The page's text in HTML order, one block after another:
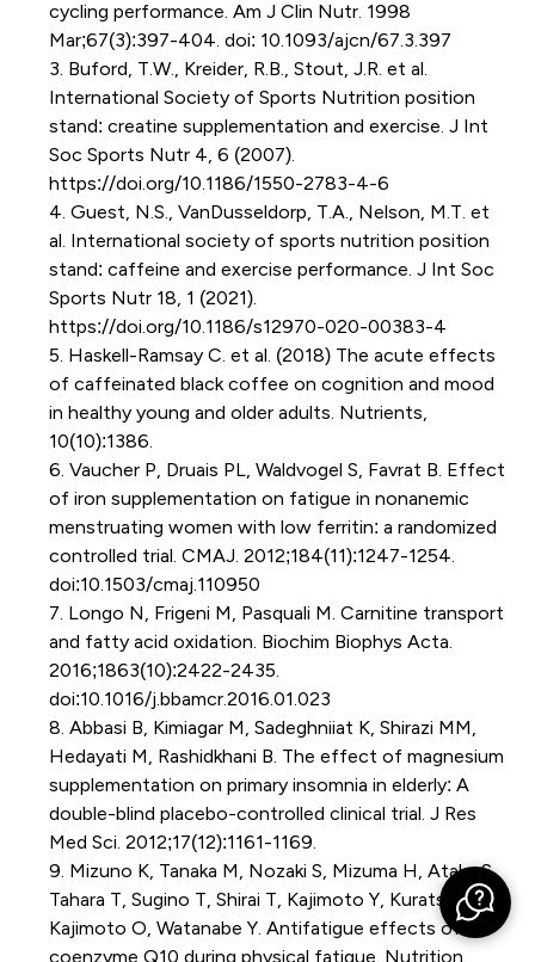
cycling performance. Am J Clin Nutr. 1998
Mar;67(3):397-404. doi: 10.1093/ajcn/67.3.397
3. Buford, T.W., Kreider, R.B., Stout, J.R. et al.
International Society of Sports Nutrition position
stand: creatine supplementation and exercise. J Int
Soc Sports Nutr 4, 6 (2007).
https://doi.org/10.1186/1550-2783-4-6
4. Guest, N.S., VanDusseldorp, T.A., Nelson, M.T. et
al. International society of sports nutrition position
stand: caffeine and exercise performance. J Int Soc
Sports Nutr 18, 1 (2021).
https://doi.org/10.1186/s12970-020-00383-4
5. Haskell-Ramsay C. et al. (2018) The acute effects
of caffeinated black coffee on cognition and mood
in healthy young and older adults. Nutrients,
10(10):1386.
6. Vaucher P, Druais PL, Waldvogel S, Favrat B. Effect
of iron supplementation on fatigue in nonanemic
menstruating women with low ferritin: a randomized
controlled trial. CMAJ. 2012;184(11):1247-1254.
doi:10.1503/cmaj.110950
7. Longo N, Frigeni M, Pasquali M. Carnitine transport
and fatty acid oxidation. Biochim Biophys Acta.
2016;1863(10):2422-2435.
doi:10.1016/j.bbamcr.2016.01.023
8. Abbasi B, Kimiagar M, Sadeghniiat K, Shirazi MM,
Hedayati M, Rashidkhani B. The effect of magnesium
supplementation on primary insomnia in elderly: A
double-blind placebo-controlled clinical trial. J Res
Med Sci. 2012;17(12):1161-1169.
9. Mizuno K, Tanaka M, Nozaki S, Mizuma H, Ataka S,
Tahara T, Sugino T, Shirai T, Kajimoto Y, Kuratsune H,
Kajimoto O, Watanabe Y. Antifatigue effects of
coenzyme Q10 during physical fatigue. Nutrition.